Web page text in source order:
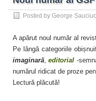
Posted by George Sauciuc
A apărut noul număr al
Pe lângă categoriile
imaginară ,editorial -
numărul ridicat de proze
Lectură plăcută!